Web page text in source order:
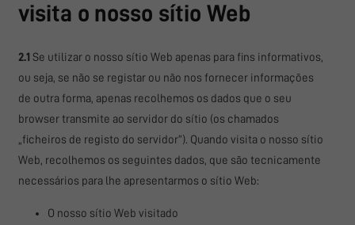
visita o nosso sítio Web
2.1 Se utilizar o nosso sítio Web apenas para fins informativos,
ou seja, se não se registar ou não nos fornecer informações
de outra forma, apenas recolhemos os dados que o seu
browser transmite ao servidor do sítio (os chamados
„ficheiros de registo do servidor“). Quando visita o nosso sítio
Web, recolhemos os seguintes dados, que são tecnicamente
necessários para lhe apresentarmos o sítio Web:
O nosso sítio Web visitado